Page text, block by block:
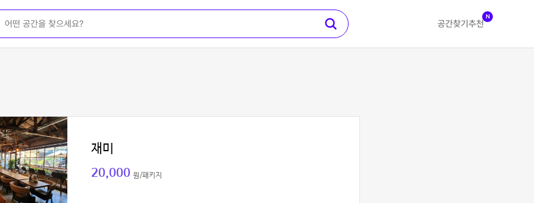
공간찾기 추천
N
재미
20,000 원/패키지